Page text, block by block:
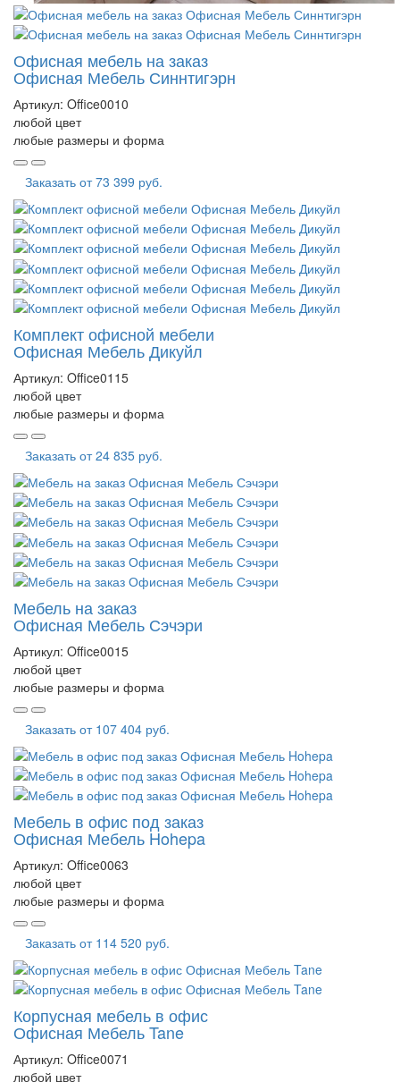
Офисная мебель на заказ
Офисная Мебель Синнтигэрн
Артикул: Office0010
любой цвет
любые размеры и форма
Заказать от73 399 руб.
Комплект офисной мебели
Офисная Мебель Дикуйл
Артикул: Office0115
любой цвет
любые размеры и форма
Заказать от24 835 руб.
Мебель на заказ
Офисная Мебель Сэчэри
Артикул: Office0015
любой цвет
любые размеры и форма
Заказать от 107 404 руб.
Мебель в офис под заказ
Офисная Мебель Hohepa
Артикул: Office0063
любой цвет
любые размеры и форма
Заказать от 114 520 руб.
Корпусная мебель в офис
Офисная Мебель Tane
Артикул: Office0071
любой цвет